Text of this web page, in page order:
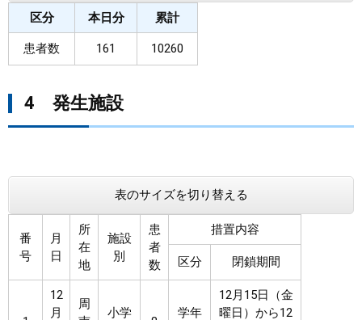
区分 本日分 累計
患者数 161 10260
4 発生施設
表のサイズを切り替える
番
号
月
日
所
在
地
施設
別
患
者
数
措置内容
区分 閉鎖期間
12
月
周
小学
学年
12月15日（金
曜日）から12